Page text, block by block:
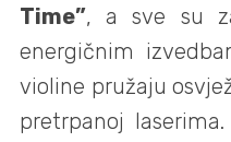
Time”, a sve su
energičnim
violine pružaju
pretrpanoj